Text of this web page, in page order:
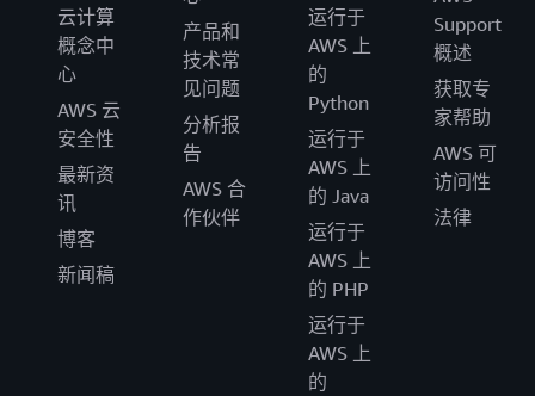
云计算
概念中
心
AWS 云
安全性
最新资
讯
博客
新闻稿
产品和
技术常
见问题
分析报
告
AWS 合
作伙伴
运行于
AWS 上
的
Python
运行于
AWS 上
的 Java
运行于
AWS 上
的 PHP
运行于
AWS 上
的
Support
概述
获取专
家帮助
AWS 可
访问性
法律